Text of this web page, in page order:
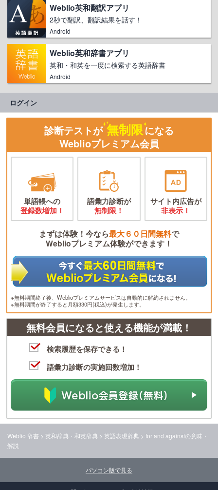
Weblio英和翻訳アプリ
2秒で翻訳、翻訳結果を話す！
Android
Weblio英和辞書アプリ
英和・和英を一度に検索する英語辞書
Android
ログイン
診断テストが 無制限になる
Weblioプレミアム会員
単語帳への
登録数増加！
語彙力診断が
無制限！
サイト内広告が
非表示！
まずは体験！今なら最大６０日間無料で
Weblioプレミアム体験ができます！
※無料期間終了後、Weblioプレミアムサービスは自動的に解約されません。
※無料期間が終了すると月額330円(税込)が発生します。
無料会員になると使える機能が満載！
検索履歴を保存できる！
語彙力診断の実施回数増加！
Weblio 辞書 > 英和辞典・和英辞典 > 英語表現辞典 > for and againstの意味・
解説
パソコン版で見る